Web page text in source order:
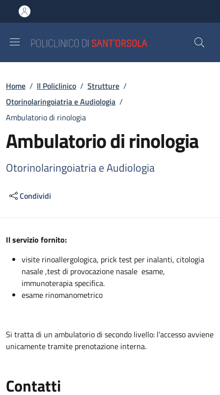
al contenuto principale
to footer content
Briciole di pane
Home / Il Policlinico / Strutture /
Otorinolaringoiatria e Audiologia /
Ambulatorio di rinologia
Ambulatorio di rinologia
Otorinolaringoiatria e Audiologia
Condividi
Descrizione
Il servizio fornito:
visite rinoallergologica, prick test per inalanti, citologia
nasale ,test di provocazione nasale esame,
immunoterapia specifica.
esame rinomanometrico
Si tratta di un ambulatorio di secondo livello: l'accesso avviene
unicamente tramite prenotazione interna.
Contatti